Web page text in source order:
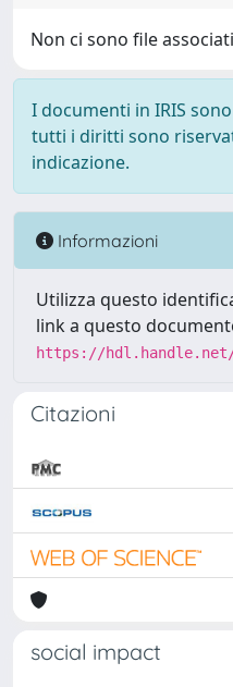
Non ci sono file
I documenti in IRIS
tutti i diritti sono
indicazione.
Informazioni
Utilizza questo
link a questo
https://hdl.handle.net/
Citazioni
social impact